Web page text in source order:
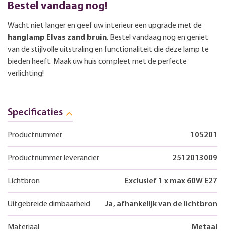
Bestel vandaag nog!
Wacht niet langer en geef uw interieur een upgrade met de
hanglamp Elvas zand bruin. Bestel vandaag nog en geniet
van de stijlvolle uitstraling en functionaliteit die deze lamp te
bieden heeft. Maak uw huis compleet met de perfecte
verlichting!
Specificaties
Productnummer 105201
Productnummer leverancier 2512013009
Lichtbron Exclusief 1 x max 60W E27
Uitgebreide dimbaarheid Ja, afhankelijk van de lichtbron
Materiaal Metaal